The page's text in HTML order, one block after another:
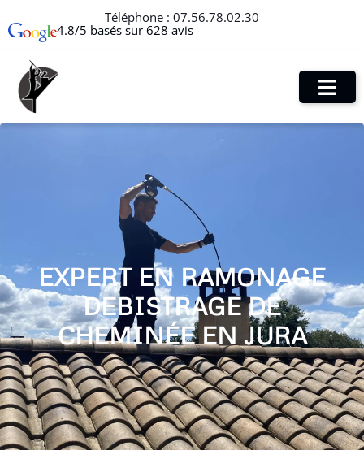
Téléphone : 07.56.78.02.30
4.8/5 basés sur 628 avis
EXPERT EN RAMONAGE
DEBISTRAGE DE
CHEMINÉE EN JURA